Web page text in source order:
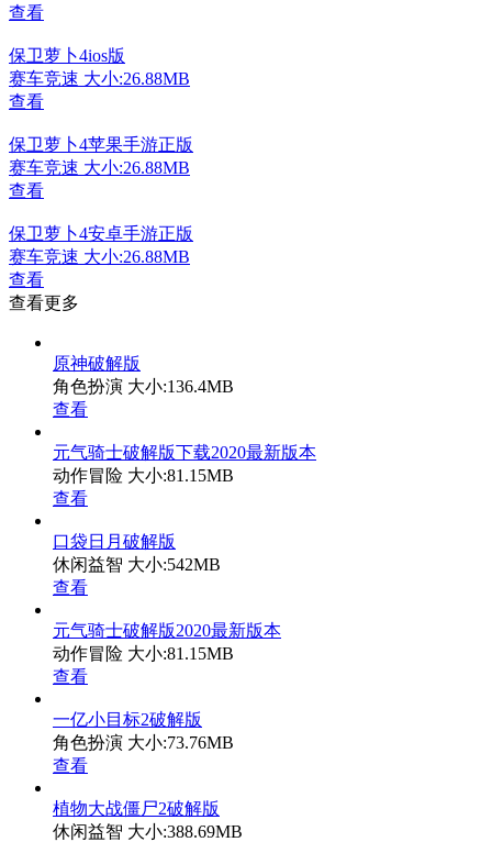
查看
保卫萝卜4ios版
赛车竞速 大小:26.88MB
查看
保卫萝卜4苹果手游正版
赛车竞速 大小:26.88MB
查看
保卫萝卜4安卓手游正版
赛车竞速 大小:26.88MB
查看
查看更多
原神破解版
角色扮演 大小:136.4MB
查看
元气骑士破解版下载2020最新版本
动作冒险 大小:81.15MB
查看
口袋日月破解版
休闲益智 大小:542MB
查看
元气骑士破解版2020最新版本
动作冒险 大小:81.15MB
查看
一亿小目标2破解版
角色扮演 大小:73.76MB
查看
植物大战僵尸2破解版
休闲益智 大小:388.69MB